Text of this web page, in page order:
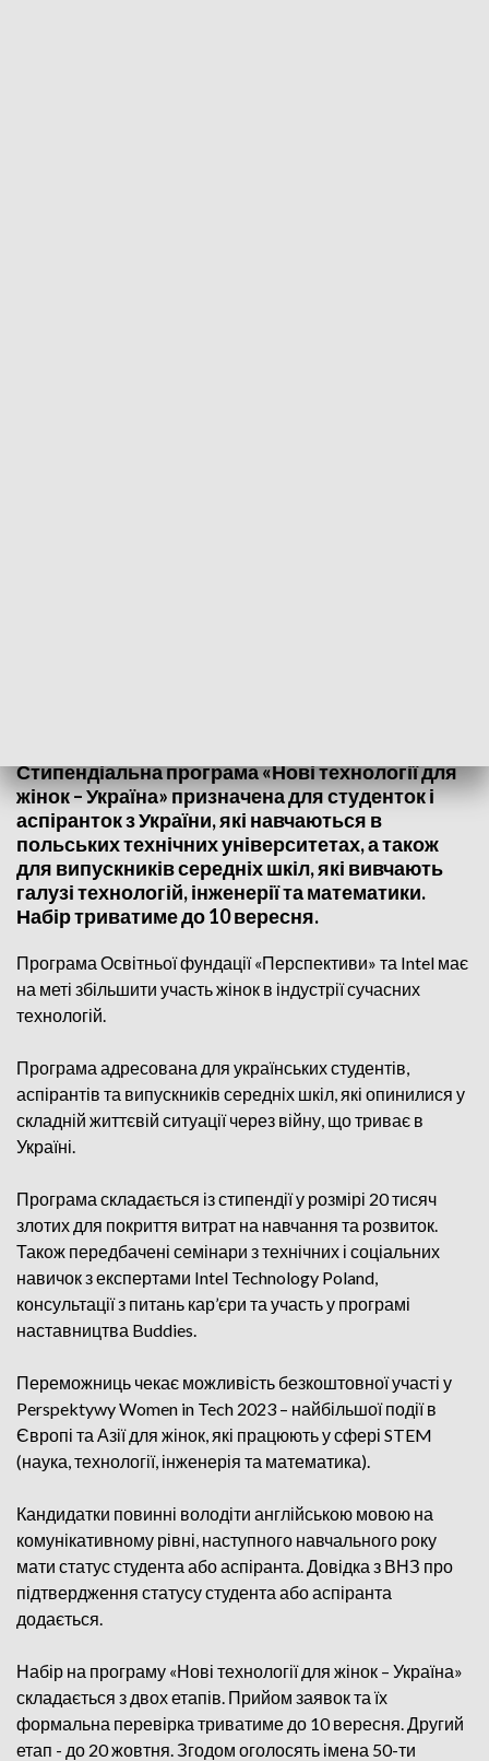
Стипендіальна програма «Нові технології для
жінок – Україна» призначена для студенток і
аспіранток з України, які навчаються в
польських технічних університетах, а також
для випускників середніх шкіл, які вивчають
галузі технологій, інженерії та математики.
Набір триватиме до 10 вересня.
Програма Освітньої фундації «Перспективи» та Intel має
на меті збільшити участь жінок в індустрії сучасних
технологій.
Програма адресована для українських студентів,
аспірантів та випускників середніх шкіл, які опинилися у
складній життєвій ситуації через війну, що триває в
Україні.
Програма складається із стипендії у розмірі 20 тисяч
злотих для покриття витрат на навчання та розвиток.
Також передбачені семінари з технічних і соціальних
навичок з експертами Intel Technology Poland,
консультації з питань кар’єри та участь у програмі
наставництва Buddies.
Переможниць чекає можливість безкоштовної участі у
Perspektywy Women in Tech 2023 – найбільшої події в
Європі та Азії для жінок, які працюють у сфері STEM
(наука, технології, інженерія та математика).
Кандидатки повинні володіти англійською мовою на
комунікативному рівні, наступного навчального року
мати статус студента або аспіранта. Довідка з ВНЗ про
підтвердження статусу студента або аспіранта
додається.
Набір на програму «Нові технології для жінок – Україна»
складається з двох етапів. Прийом заявок та їх
формальна перевірка триватиме до 10 вересня. Другий
етап - до 20 жовтня. Згодом оголосять імена 50-ти